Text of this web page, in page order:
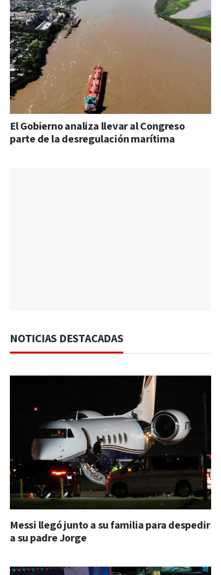
El Gobierno analiza llevar al Congreso
parte de la desregulación marítima
NOTICIAS DESTACADAS
Messi llegó junto a su familia para despedir
a su padre Jorge